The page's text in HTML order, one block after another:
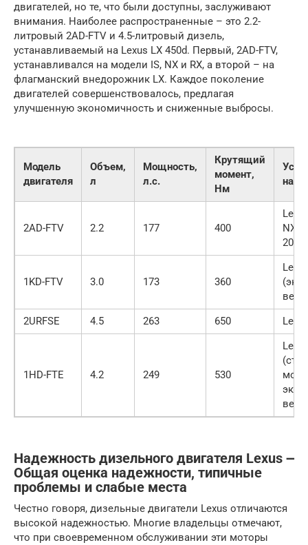
двигателей, но те, что были доступны, заслуживают
внимания. Наиболее распространенные – это 2.2-
литровый 2AD-FTV и 4.5-литровый дизель,
устанавливаемый на Lexus LX 450d. Первый, 2AD-FTV,
устанавливался на модели IS, NX и RX, а второй – на
флагманский внедорожник LX. Каждое поколение
двигателей совершенствовалось, предлагая
улучшенную экономичность и сниженные выбросы.
Модель
двигателя
Объем,
л
Мощность,
л.с.
Крутящий
момент,
Нм
на
2AD-FTV 2.2 177 400
NX
200d
1KD-FTV 3.0 173 360
2URFSE
4.5 263 650
1HD-FTE 4.2 249 530
Надежность дизельного двигателя Lexus ౼
Общая оценка надежности, типичные
проблемы и слабые места
Честно говоря, дизельные двигатели Lexus отличаются
высокой надежностью. Многие владельцы отмечают,
что при своевременном обслуживании эти моторы